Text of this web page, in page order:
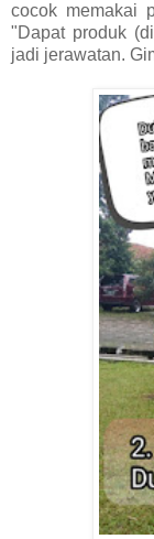
cocok memakai
"Dapat produk
jadi jerawatan.